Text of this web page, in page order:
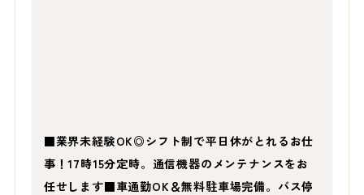
■業界未経験OK◎シフト制で平日休がとれるお仕
事！17時15分定時。通信機器のメンテナンスをお
任せします■車通勤OK＆無料駐車場完備。バス停